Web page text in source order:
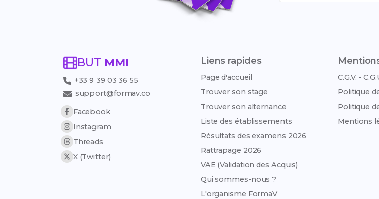
BUT MMI
+33 9 39 03 36 55
support@formav.co
Facebook
Instagram
Threads
X (Twitter)
Liens rapides
Page d'accueil
Trouver son stage
Trouver son alternance
Liste des établissements
Résultats des examens 2026
Rattrapage 2026
VAE (Validation des Acquis)
Qui sommes-nous ?
L'organisme FormaV
C.G.V. -
Politique
Politique
Mentions